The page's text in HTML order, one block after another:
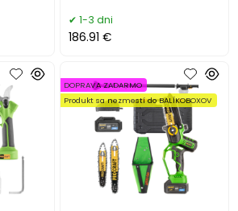
1-3 dni
186.91 €
DOPRAVA ZADARMO
Produkt sa nezmestí do BALÍKOBOXOV